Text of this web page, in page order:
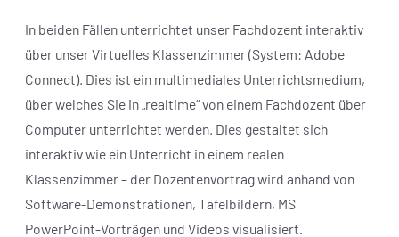
In beiden Fällen unterrichtet unser Fachdozent interaktiv
über unser Virtuelles Klassenzimmer (System: Adobe
Connect). Dies ist ein multimediales Unterrichtsmedium,
über welches Sie in „realtime“ von einem Fachdozent über
Computer unterrichtet werden. Dies gestaltet sich
interaktiv wie ein Unterricht in einem realen
Klassenzimmer – der Dozentenvortrag wird anhand von
Software-Demonstrationen, Tafelbildern, MS
PowerPoint-Vorträgen und Videos visualisiert.